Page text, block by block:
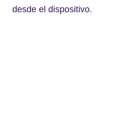
desde el dispositivo.